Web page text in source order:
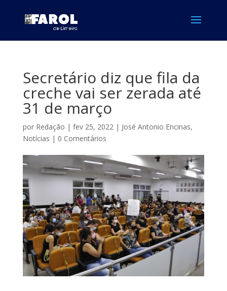
Secretário diz que fila da
creche vai ser zerada até
31 de março
por Redação | fev 25, 2022| José Antonio Encinas,
Notícias | 0 Comentários